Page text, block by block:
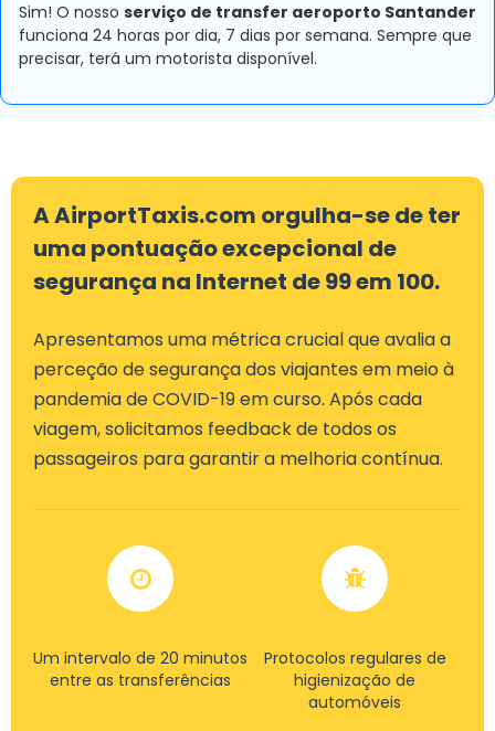
Sim! O nosso serviço de transfer aeroporto Santander
funciona 24 horas por dia, 7 dias por semana. Sempre que
precisar, terá um motorista disponível.
A AirportTaxis.com orgulha-se de ter
uma pontuação excepcional de
segurança na Internet de 99 em 100.
Apresentamos uma métrica crucial que avalia a
perceção de segurança dos viajantes em meio à
pandemia de COVID-19 em curso. Após cada
viagem, solicitamos feedback de todos os
passageiros para garantir a melhoria contínua.
Um intervalo de 20 minutos
entre as transferências
Protocolos regulares de
higienização de
automóveis